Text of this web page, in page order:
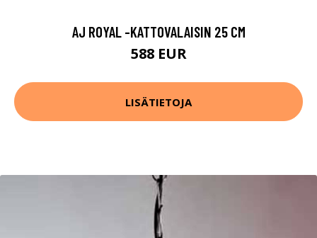
AJ ROYAL -KATTOVALAISIN 25 CM
588 EUR
LISÄTIETOJA